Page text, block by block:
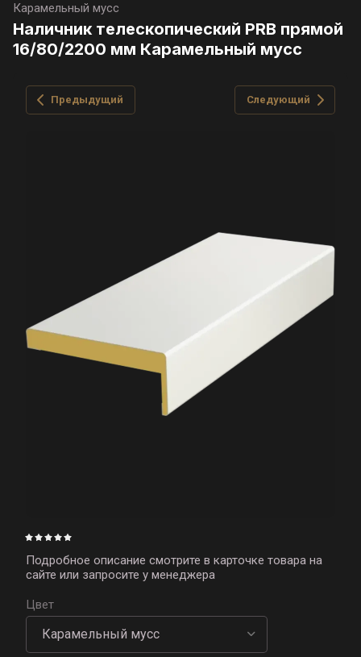
Карамельный мусс
Наличник телескопический PRB прямой
16/80/2200 мм Карамельный мусс
Предыдущий Следующий
Подробное описание смотрите в карточке товара на
сайте или запросите у менеджера
Цвет